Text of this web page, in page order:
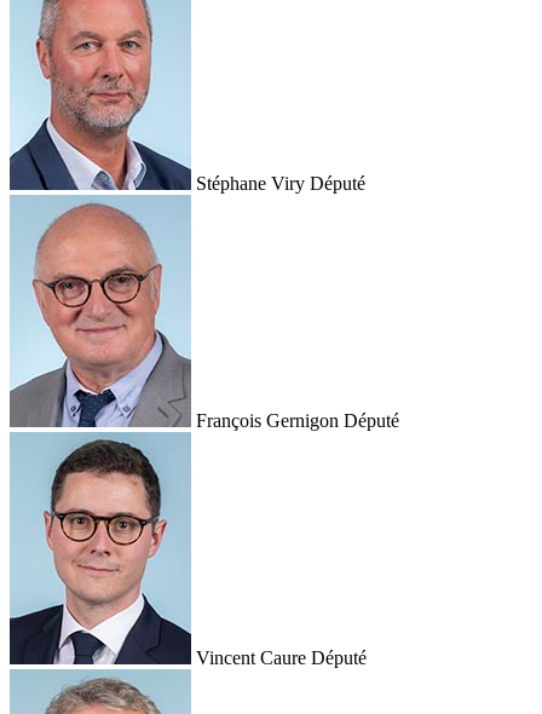
Stéphane Viry Député
François Gernigon Député
Vincent Caure Député